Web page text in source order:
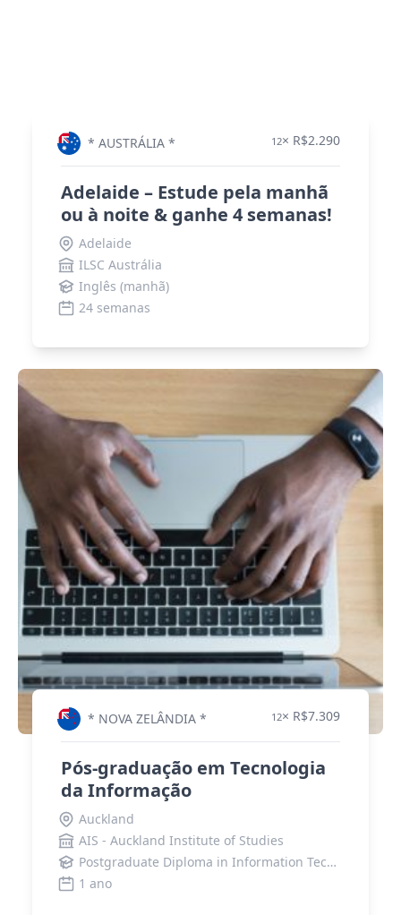
* AUSTRÁLIA * 12× R$2.290
Adelaide – Estude pela manhã
ou à noite & ganhe 4 semanas!
Adelaide
ILSC Austrália
Inglês (manhã)
24 semanas
* NOVA ZELÂNDIA * 12× R$7.309
Pós-graduação em Tecnologia
da Informação
Auckland
AIS - Auckland Institute of Studies
Postgraduate Diploma in Information Technology (Level 8)
1 ano